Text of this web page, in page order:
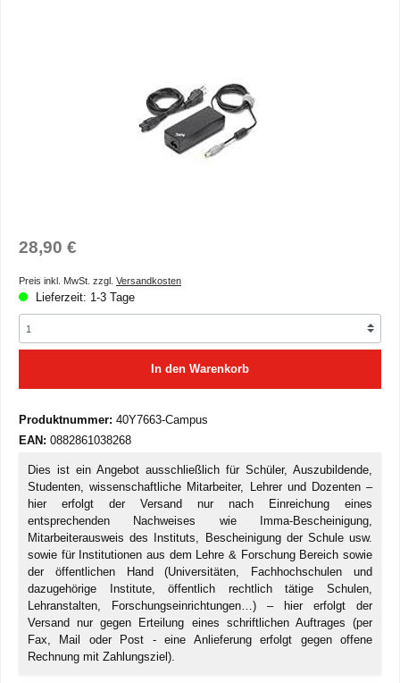
Regulärer Preis:
28,90 €
Preis inkl. MwSt. zzgl. Versandkosten
Lieferzeit: 1-3 Tage
In den Warenkorb
Produktnummer: 40Y7663-Campus
EAN: 0882861038268
Dies ist ein Angebot ausschließlich für Schüler, Auszubildende,
Studenten, wissenschaftliche Mitarbeiter, Lehrer und Dozenten –
hier erfolgt der Versand nur nach Einreichung eines
entsprechenden Nachweises wie Imma-Bescheinigung,
Mitarbeiterausweis des Instituts, Bescheinigung der Schule usw.
sowie für Institutionen aus dem Lehre & Forschung Bereich sowie
der öffentlichen Hand (Universitäten, Fachhochschulen und
dazugehörige Institute, öffentlich rechtlich tätige Schulen,
Lehranstalten, Forschungseinrichtungen…) – hier erfolgt der
Versand nur gegen Erteilung eines schriftlichen Auftrages (per
Fax, Mail oder Post - eine Anlieferung erfolgt gegen offene
Rechnung mit Zahlungsziel).